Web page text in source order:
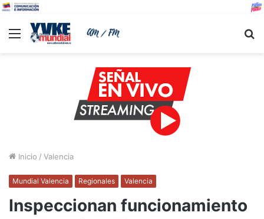
Menu
Inicio / Valencia
Mundial Valencia Regionales Valencia
Inspeccionan funcionamiento